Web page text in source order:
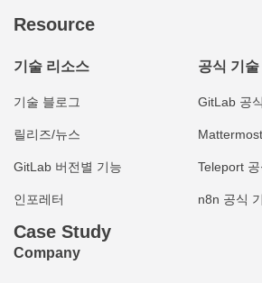
Resource
기술 리소스
기술 블로그
릴리즈/뉴스
GitLab 버전별 기능
인포레터
공식 기술
GitLab 공
Teleport
n8n 공식
Case Study
Company